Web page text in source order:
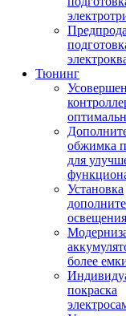
Тюнинг
обжимка
для
Установка
освещения
более
покраска